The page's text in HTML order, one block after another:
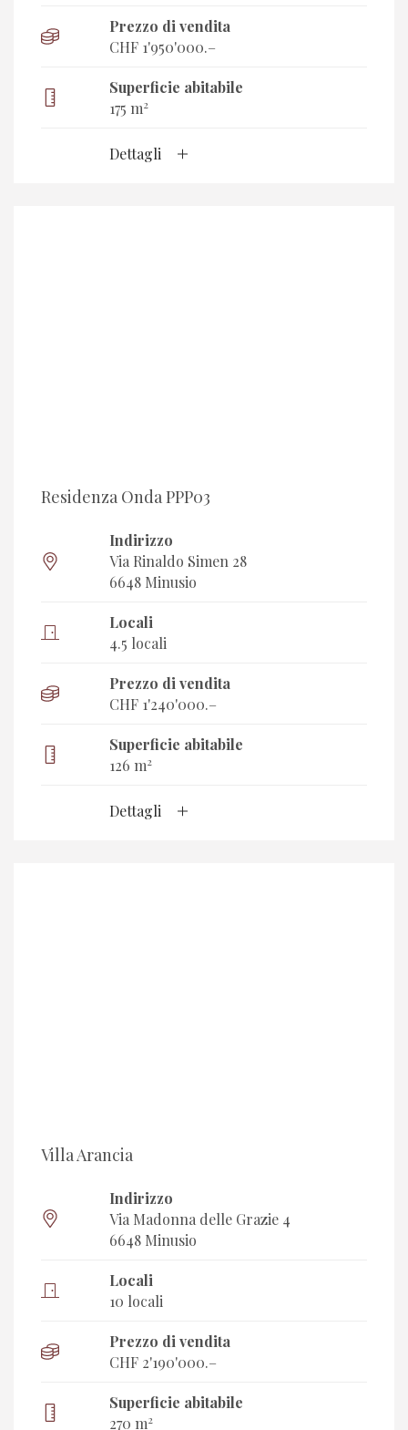
Prezzo di vendita
CHF 1'950'000.–
Superficie abitabile
175 m2
Dettagli
Residenza Onda PPP03
Indirizzo
Via Rinaldo Simen 28
6648 Minusio
Locali
4.5 locali
Prezzo di vendita
CHF 1'240'000.–
Superficie abitabile
126 m2
Dettagli
Villa Arancia
Indirizzo
Via Madonna delle Grazie 4
6648 Minusio
Locali
10 locali
Prezzo di vendita
CHF 2'190'000.–
Superficie abitabile
270 m2